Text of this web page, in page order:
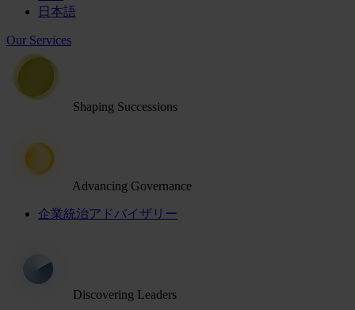
日本語
Our Services
Shaping Successions
Advancing Governance
企業統治アドバイザリー
Discovering Leaders